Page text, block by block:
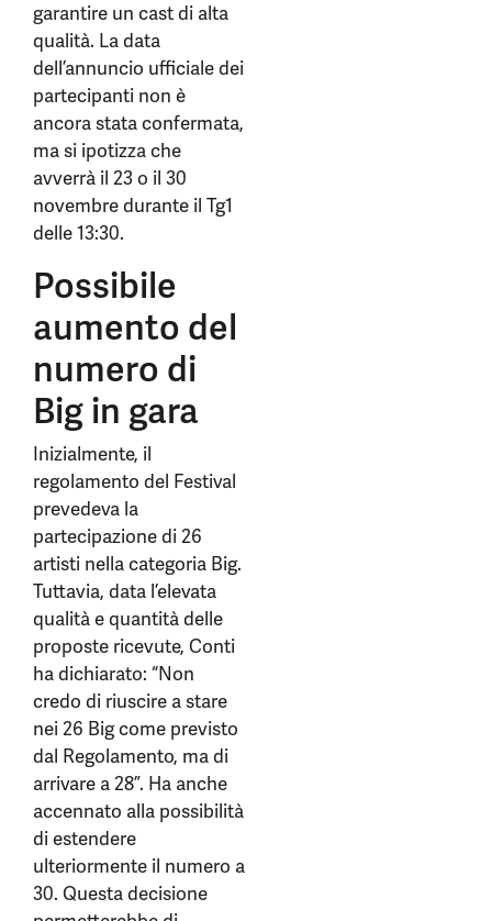
garantire un cast di alta
qualità. La data
dell’annuncio ufficiale dei
partecipanti non è
ancora stata confermata,
ma si ipotizza che
avverrà il 23 o il 30
novembre durante il Tg1
delle 13:30.
Possibile
aumento del
numero di
Big in gara
Inizialmente, il
regolamento del Festival
prevedeva la
partecipazione di 26
artisti nella categoria Big.
Tuttavia, data l’elevata
qualità e quantità delle
proposte ricevute, Conti
ha dichiarato: “Non
credo di riuscire a stare
nei 26 Big come previsto
dal Regolamento, ma di
arrivare a 28”. Ha anche
accennato alla possibilità
di estendere
ulteriormente il numero a
30. Questa decisione